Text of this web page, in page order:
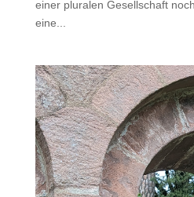
einer pluralen Gesellschaft
eine...